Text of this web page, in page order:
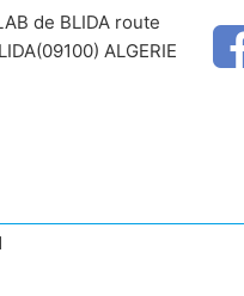
de BLIDA route
ALGERIE